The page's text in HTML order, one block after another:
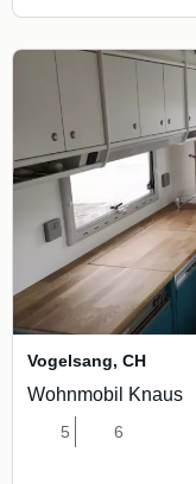
Vogelsang, CH
Wohnmobil Knaus
5 6